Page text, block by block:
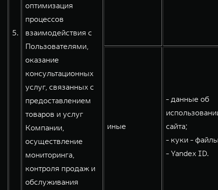
5.
оптимизация
процессов
взаимодействия с
Пользователями,
оказание
консультационных
услуг, связанных с
предоставлением
товаров и услуг
Компании,
осуществление
мониторинга,
контроля продаж и
обслуживания
иные
- данные об
сайта;
- куки -
- Yandex ID.